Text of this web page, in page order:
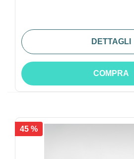
DETTAGLI
COMPRA
45 %